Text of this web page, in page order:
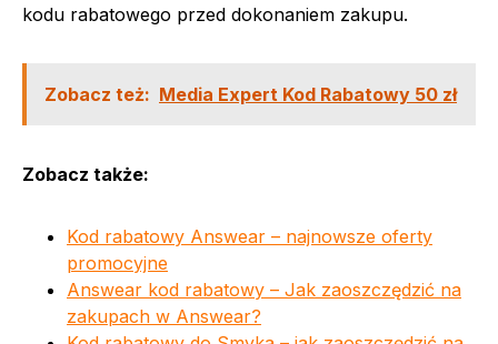
kodu rabatowego przed dokonaniem zakupu.
Zobacz też: Media Expert Kod Rabatowy 50 zł
Zobacz także:
Kod rabatowy Answear – najnowsze oferty
promocyjne
Answear kod rabatowy – Jak zaoszczędzić na
zakupach w Answear?